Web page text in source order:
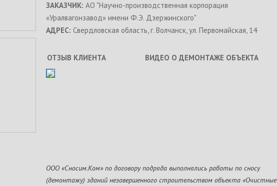
ЗАКАЗЧИК: АО "Научно-производственная корпорация
«Уралвагонзавод» имени Ф.Э. Дзержинского"
АДРЕС: Свердловская область, г. Волчанск, ул. Первомайская, 14
ОТЗЫВ КЛИЕНТА ВИДЕО О ДЕМОНТАЖЕ ОБЪЕКТА
ООО «Сносим.Ком» по договору подряда выполнялись работы по сносу
(демонтажу) зданий незавершенного строительством объекта «Очистные